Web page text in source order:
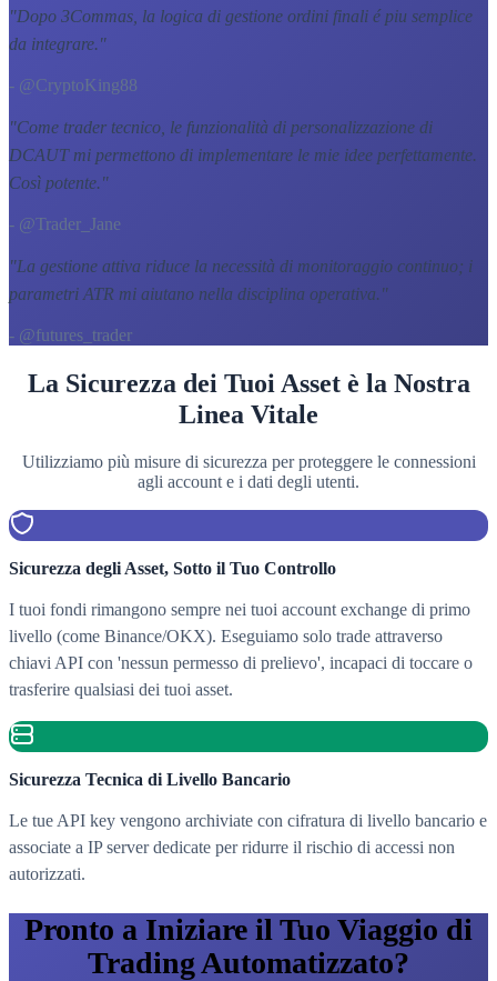
"Dopo 3Commas, la logica di gestione ordini finali é piu semplice
da integrare."
- @CryptoKing88
"Come trader tecnico, le funzionalità di personalizzazione di
DCAUT mi permettono di implementare le mie idee perfettamente.
Così potente."
- @Trader_Jane
"La gestione attiva riduce la necessità di monitoraggio continuo; i
parametri ATR mi aiutano nella disciplina operativa. "
- @futures_trader
La Sicurezza dei Tuoi Asset è la Nostra
Linea Vitale
Utilizziamo più misure di sicurezza per proteggere le connessioni
agli account e i dati degli utenti.
Sicurezza degli Asset, Sotto il Tuo Controllo
I tuoi fondi rimangono sempre nei tuoi account exchange di primo
livello (come Binance/OKX). Eseguiamo solo trade attraverso
chiavi API con 'nessun permesso di prelievo', incapaci di toccare o
trasferire qualsiasi dei tuoi asset.
Sicurezza Tecnica di Livello Bancario
Le tue API key vengono archiviate con cifratura di livello bancario e
associate a IP server dedicate per ridurre il rischio di accessi non
autorizzati.
Pronto a Iniziare il Tuo Viaggio di
Trading Automatizzato?